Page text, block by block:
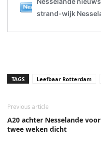
TAGS Leefbaar Rotterdam
Previous article
A20 achter Nesselande voor
twee weken dicht